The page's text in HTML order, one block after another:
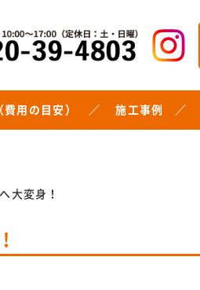
用の目安） 施工事例
大変身！